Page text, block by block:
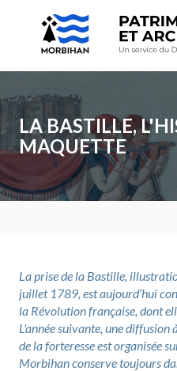
LA BASTILLE,
MAQUETTE
La prise de la Bastille,
juillet 1789, est aujourd’hui
la Révolution française, dont
L'année suivante, une diffusion
de la forteresse est organisée
Morbihan conserve toujours